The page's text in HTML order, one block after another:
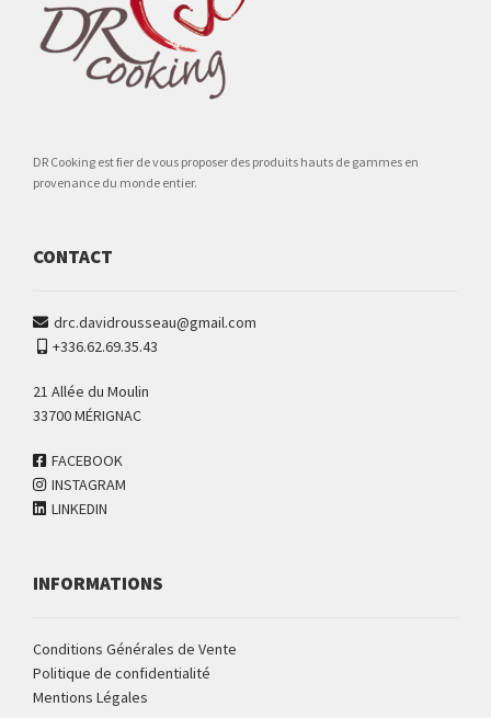
DR Cooking est fier de vous proposer des produits hauts de gammes en
provenance du monde entier.
CONTACT
drc.davidrousseau@gmail.com
+336.62.69.35.43
21 Allée du Moulin
33700 MÉRIGNAC
FACEBOOK
INSTAGRAM
LINKEDIN
INFORMATIONS
Conditions Générales de Vente
Politique de confidentialité
Mentions Légales